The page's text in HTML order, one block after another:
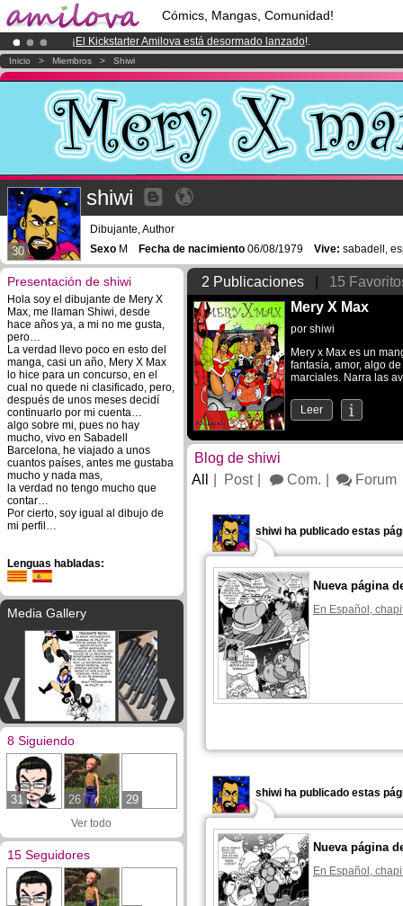
Cómics, Mangas, Comunidad!
¡ El Kickstarter Amilova está desormado lanzado!.
¡Ya tenemos 100000miembrosy 1000Cómics y Mangas!.
¡Conviertete en Premium por3.95 eurosal mes!Hazte Premium ya
Inicio > Miembros > Shiwi
30
shiwi
Dibujante, Author
Sexo M Fecha de nacimiento 06/08/1979 Vive: sabadell,
Presentación de shiwi
Hola soy el dibujante de Mery X
Max, me llaman Shiwi, desde
hace años ya, a mi no me gusta,
pero…
La verdad llevo poco en esto del
manga, casi un año, Mery X Max
lo hice para un concurso, en el
cual no quede ni clasificado, pero,
después de unos meses decidí
continuarlo por mi cuenta…
algo sobre mi, pues no hay
mucho, vivo en Sabadell
Barcelona, he viajado a unos
cuantos países, antes me gustaba
mucho y nada mas,
la verdad no tengo mucho que
contar…
Por cierto, soy igual al dibujo de
mi perfil…
Lenguas habladas:
Media Gallery
8 Siguiendo
31 26 29
Ver todo
15 Seguidores
2 Publicaciones
15
Mery X Max
por shiwi
Mery x Max es un
fantasía, amor, algo
marciales. Narra las
Leer
Blog de shiwi
All
Post Com. Forum
shiwi ha publicado estas
Nueva página
En Español,
shiwi ha publicado estas
Nueva página
En Español,